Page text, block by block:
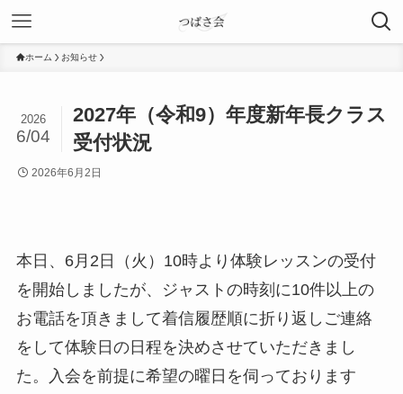
ホーム お知らせ
2027年（令和9）年度新年長クラス
受付状況
2026
6/04
2026年6月2日
本日、6月2日（火）10時より体験レッスンの受付
を開始しましたが、ジャストの時刻に10件以上の
お電話を頂きまして着信履歴順に折り返しご連絡
をして体験日の日程を決めさせていただきまし
た。入会を前提に希望の曜日を伺っております